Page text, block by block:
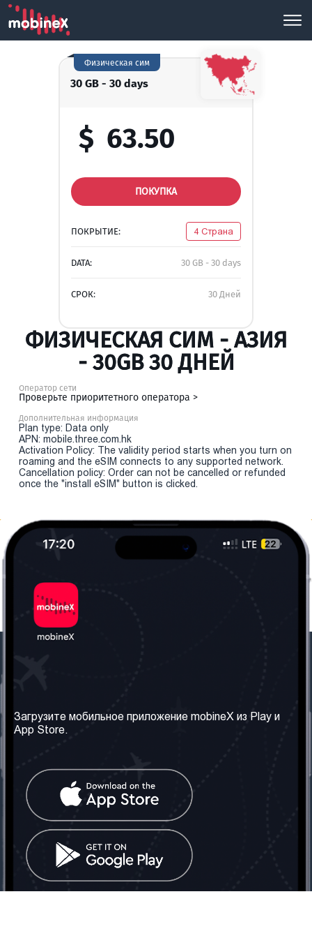
30 GB - 30 days
Физическая сим
$ 63.50
ПОКУПКА
ПОКРЫТИЕ: 4 Страна
DATA: 30 GB - 30 days
СРОК: 30 Дней
ФИЗИЧЕСКАЯ СИМ - АЗИЯ
- 30GB 30 ДНЕЙ
Оператор сети
Проверьте приоритетного оператора >
Дополнительная информация
Plan type: Data only
APN: mobile.three.com.hk
Activation Policy: The validity period starts when you turn on
roaming and the eSIM connects to any supported network.
Cancellation policy: Order can not be cancelled or refunded
once the "install eSIM" button is clicked.
Наши сервисы
Правила и Условия
Часто задаваемые
вопросы
Контакт
Грузия: Тбилиси
Телефон: +442030340050
Email:info@mobinex.com
Социальные сети
Загрузите мобильное приложение mobineX из Play и
App Store.